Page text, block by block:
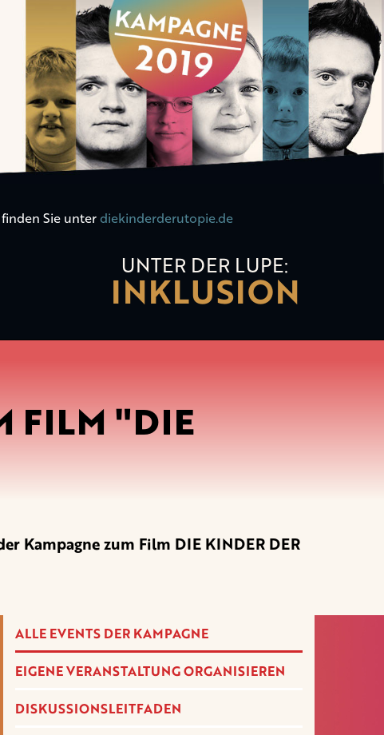
Sie unter diekinderderutopie.de
UNTER DER LUPE:
INKLUSION
FILM "DIE
Kampagne zum Film DIE KINDER DER
ALLE EVENTS DER KAMPAGNE
EIGENE VERANSTALTUNG ORGANISIEREN
DISKUSSIONSLEITFADEN